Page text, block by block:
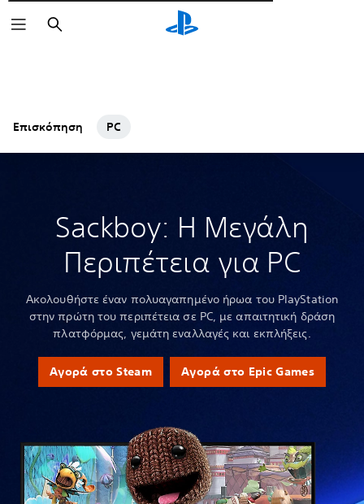
Αναζήτηση
Επισκόπηση PC
Sackboy: Η Μεγάλη
Περιπέτεια για PC
Ακολουθήστε έναν πολυαγαπημένο ήρωα του PlayStation
στην πρώτη του περιπέτεια σε PC, με απαιτητική δράση
πλατφόρμας, γεμάτη εναλλαγές και εκπλήξεις.
Αγορά στο Steam Αγορά στο Epic Games